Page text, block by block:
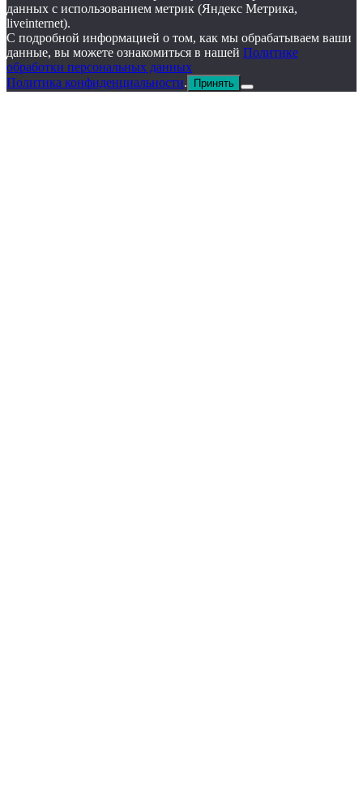
данных с использованием метрик (Яндекс Метрика,
liveinternet).
С подробной информацией о том, как мы обрабатываем ваши
данные, вы можете ознакомиться в нашей Политике
обработки персональных данных
Политика конфиденциальности. Принять